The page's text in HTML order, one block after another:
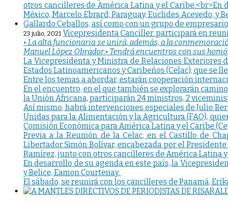
23 julio, 2021Vicepresidenta Canciller. participará en
• La alta funcionaria se unirá, además, a la
Manuel López Obrador.• Tendrá encuentros con sus
La Vicepresidenta y Ministra de Relaciones Exteriores
Estados Latinoamericanos y Caribeños (Celac), que se
Entre los temas a abordar, estarán cooperación
En el encuentro, en el que también se explorarán
la Unión Africana, participarán 24 ministros, 2
Así mismo, habrá intervenciones especiales de Julio
Unidas para la Alimentación y la Agricultura (FAO),
Comisión Económica para América Latina y el Caribe
Previa a la Reunión de la Celac, en el Castillo de
Libertador Simón Bolívar, encabezada por el
Ramírez, junto con otros cancilleres de América Latina y
En desarrollo de su agenda en este país, la
y Belice, Eamon Courtenay.
El sábado, se reunirá con los cancilleres de Panamá,